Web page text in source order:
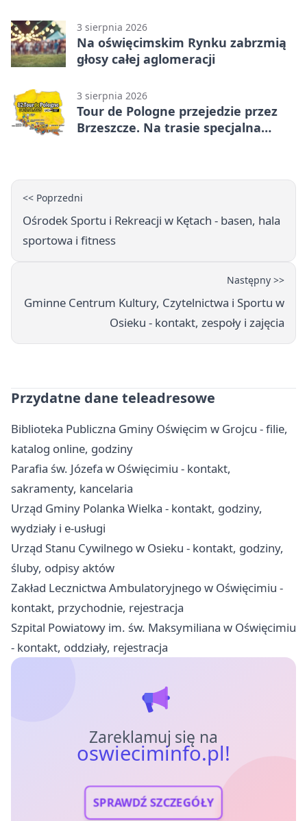
3 sierpnia 2026
Na oświęcimskim Rynku zabrzmią
głosy całej aglomeracji
3 sierpnia 2026
Tour de Pologne przejedzie przez
Brzeszcze. Na trasie specjalna
<< Poprzedni
Ośrodek Sportu i Rekreacji w Kętach - basen, hala
sportowa i fitness
Następny >>
Gminne Centrum Kultury, Czytelnictwa i Sportu w
Osieku - kontakt, zespoły i zajęcia
Przydatne dane teleadresowe
Biblioteka Publiczna Gminy Oświęcim w Grojcu - filie,
katalog online, godziny
Parafia św. Józefa w Oświęcimiu - kontakt,
sakramenty, kancelaria
Urząd Gminy Polanka Wielka - kontakt, godziny,
wydziały i e-usługi
Urząd Stanu Cywilnego w Osieku - kontakt, godziny,
śluby, odpisy aktów
Zakład Lecznictwa Ambulatoryjnego w Oświęcimiu -
kontakt, przychodnie, rejestracja
Szpital Powiatowy im. św. Maksymiliana w Oświęcimiu
- kontakt, oddziały, rejestracja
Zareklamuj się na
oswieciminfo.pl!
SPRAWDŹ SZCZEGÓŁY